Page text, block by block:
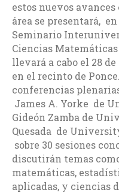
estos nuevos
área se presentará,
Seminario
Ciencias
llevará a cabo el 28
en el recinto de
conferencias
James A. Yorke de
Gideón Zamba de
Quesada de
sobre 30 sesiones
discutirán temas
matemáticas,
aplicadas, y ciencias